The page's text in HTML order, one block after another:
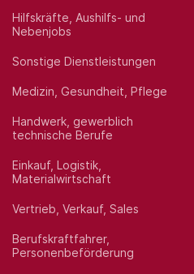
Hilfskräfte, Aushilfs- und
Nebenjobs
Sonstige Dienstleistungen
Medizin, Gesundheit, Pflege
Handwerk, gewerblich
technische Berufe
Einkauf, Logistik,
Materialwirtschaft
Vertrieb, Verkauf, Sales
Berufskraftfahrer,
Personenbeförderung